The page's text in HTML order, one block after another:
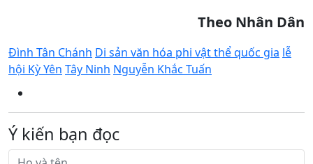
Theo Nhân Dân
Đình Tân Chánh Di sản văn hóa phi vật thể quốc gia lễ
hội Kỳ Yên Tây Ninh Nguyễn Khắc Tuấn
Ý kiến bạn đọc